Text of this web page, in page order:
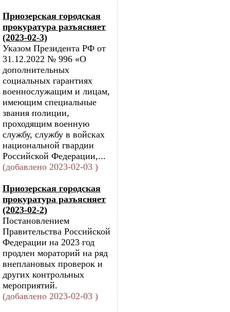
Приозерская городская
прокуратура разъясняет
(2023-02-3)
Указом Президента РФ от
31.12.2022 № 996 «О
дополнительных
социальных гарантиях
военнослужащим и лицам,
имеющим специальные
звания полиции,
проходящим военную
службу, службу в войсках
национальной гвардии
Российской Федерации,...
(добавлено 2023-02-03 )
Приозерская городская
прокуратура разъясняет
(2023-02-2)
Постановлением
Правительства Российской
Федерации на 2023 год
продлен мораторий на ряд
внеплановых проверок и
других контрольных
мероприятий.
(добавлено 2023-02-03 )